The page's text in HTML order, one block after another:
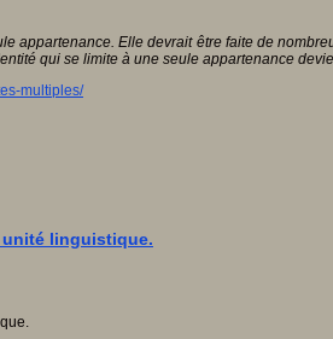
appartenance. Elle devrait être faite de
qui se limite à une seule appartenance
multiples/
unité linguistique.